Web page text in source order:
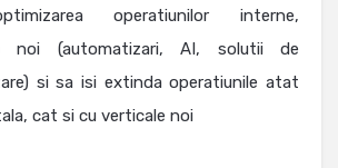
operatiunilor interne,
noi (automatizari, AI, solutii de
si sa isi extinda operatiunile atat
cat si cu verticale noi